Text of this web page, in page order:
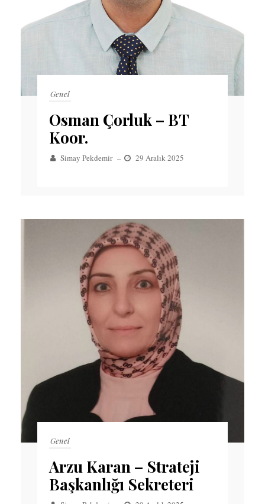
Genel
Osman Çorluk – BT
Koor.
Simay Pekdemir – 29 Aralık 2025
Genel
Arzu Karan – Strateji
Başkanlığı Sekreteri